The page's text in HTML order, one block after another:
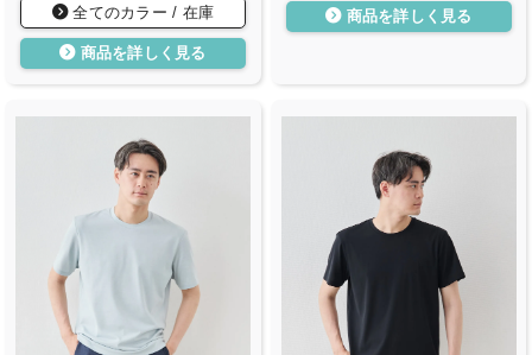
全てのカラー / 在庫
商品を詳しく見る
商品を詳しく見る